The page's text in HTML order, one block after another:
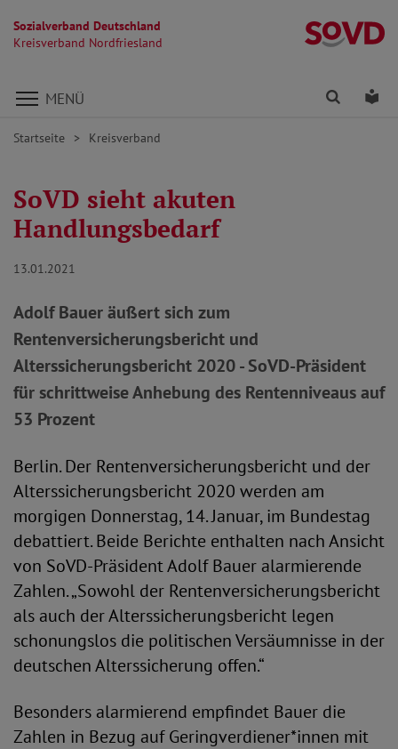
Sozialverband Deutschland
Kreisverband Nordfriesland
Direkt zu den Inhalten springen
MENÜ Finden
Startseite Kreisverband
SoVD sieht akuten
Handlungsbedarf
13.01.2021
Adolf Bauer äußert sich zum
Rentenversicherungsbericht und
Alterssicherungsbericht 2020 - SoVD-Präsident
für schrittweise Anhebung des Rentenniveaus auf
53 Prozent
Berlin. Der Rentenversicherungsbericht und der
Alterssicherungsbericht 2020 werden am
morgigen Donnerstag, 14. Januar, im Bundestag
debattiert. Beide Berichte enthalten nach Ansicht
von SoVD-Präsident Adolf Bauer alarmierende
Zahlen. „Sowohl der Rentenversicherungsbericht
als auch der Alterssicherungsbericht legen
schonungslos die politischen Versäumnisse in der
deutschen Alterssicherung offen.“
Besonders alarmierend empfindet Bauer die
Zahlen in Bezug auf Geringverdiener*innen mit